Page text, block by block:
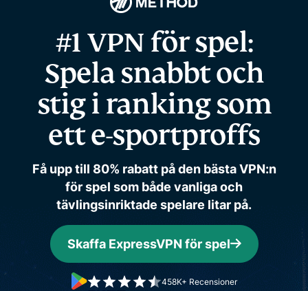
#1 VPN för spel:
Spela snabbt och
stig i rankingsom
ett e-sportproffs
Få upp till 80% rabatt på den bästa VPN:n
för spel som både vanliga och
tävlingsinriktade spelare litar på.
Skaffa ExpressVPN för spel
458K+ Recensioner